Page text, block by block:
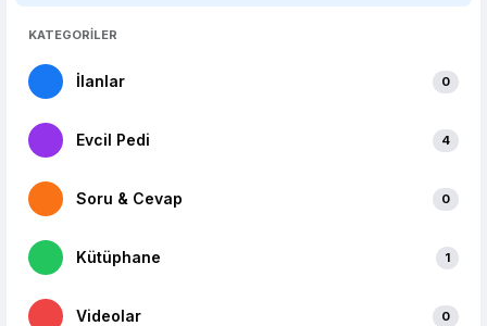
KATEGORİLER
İlanlar 0
Evcil Pedi 4
Soru & Cevap 0
Kütüphane 1
Videolar 0